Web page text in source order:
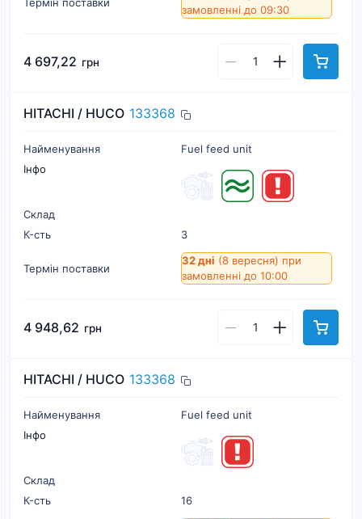
замовленні до 09:30
4 697,22 грн
HITACHI / HUCO 133368
Найменування
Fuel feed unit
Інфо
Склад
К-cть
3
Термін поставки
32 дні (8 вересня) при
замовленні до 10:00
4 948,62 грн
HITACHI / HUCO 133368
Найменування
Fuel feed unit
Інфо
Склад
К-cть
16